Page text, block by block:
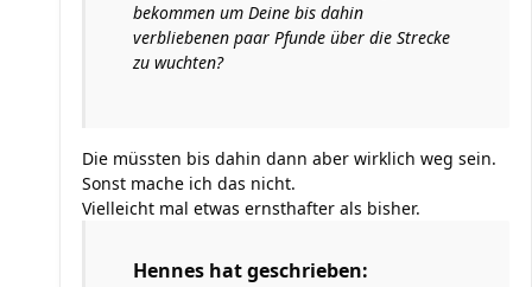
bekommen um Deine bis dahin
verbliebenen paar Pfunde über die Strecke
zu wuchten?
Die müssten bis dahin dann aber wirklich weg sein.
Sonst mache ich das nicht.
Vielleicht mal etwas ernsthafter als bisher.
Hennes hat geschrieben: